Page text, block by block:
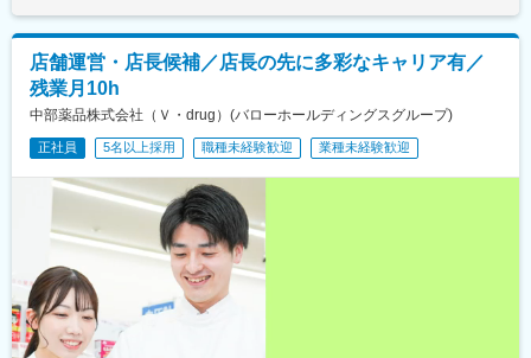
進駅(愛知県)、春日井駅(名鉄線)、勝川駅、味美駅(名鉄線)、大府
駅、新日鉄前駅、尾張星の宮駅、尾張瀬戸駅、水野駅、瀬戸口
駅、古見駅(愛知県)、石浜駅、上ゲ駅、野間駅、知立駅、牛田駅
(愛知県)、三河知立駅、三河一宮駅、牛久保駅、西小坂井駅、八幡
駅、愛知大学前駅、競輪場前駅(愛知県)、南栄駅、船町駅、新上挙
母駅、三河上郷駅、末野原駅、新豊田駅、豊田市駅、愛環梅坪
駅、越戸駅、浄水駅、三河高浜駅、高浜港駅、下呂駅、禅昌寺
駅、飛騨萩原駅、飛騨古川駅、打保駅、自然園前駅、郡上八幡
駅、美濃白鳥駅、敦賀駅、入善駅、越中舟橋駅、福光駅、東八尾
駅、下奥井駅、越中中島駅、富山大学前駅、呉羽駅、堀川小泉
駅、速星駅、千里駅(富山県)、大泉駅(富山県)、朝菜町駅、不二越
駅、奥田中学校前駅、越中荏原駅、越中大門駅、氷見駅、西加積
駅、西滑川駅、油田駅、クロスベイ前駅、新高岡駅、越中国分
駅、戸出駅、高岡やぶなみ駅、片原町駅(富山県)、東三日市駅、菰
店舗運営・店長候補／店長の先に多彩なキャリア有／
残業月10h
中部薬品株式会社（Ｖ・drug）(バローホールディングスグループ)
正社員 5名以上採用 職種未経験歓迎 業種未経験歓迎